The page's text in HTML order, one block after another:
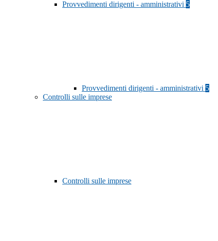
Provvedimenti dirigenti - amministrativi 5
Provvedimenti dirigenti - amministrativi 5
Controlli sulle imprese
Controlli sulle imprese